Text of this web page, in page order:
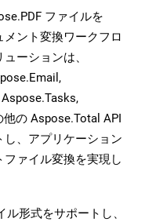
ファイルを
ント変換ワークフロ
ーションは、
の Aspose.Total API
、アプリケーション
ァイル変換を実現し
形式をサポートし、